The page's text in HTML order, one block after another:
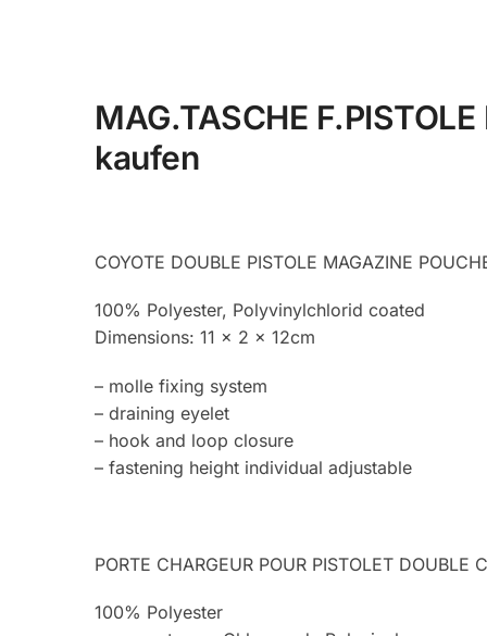
MAG.TASCHE
kaufen
COYOTE DOUBLE PISTOLE MAGAZINE
100% Polyester, Polyvinylchlorid coated
Dimensions: 11 x 2 x 12cm
– molle fixing system
– draining eyelet
– hook and loop closure
– fastening height individual adjustable
PORTE CHARGEUR POUR PISTOLET DOUBLE
100% Polyester